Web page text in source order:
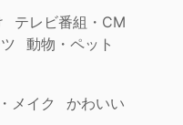
テレビ番組・CM
動物・ペット
メイク かわいい